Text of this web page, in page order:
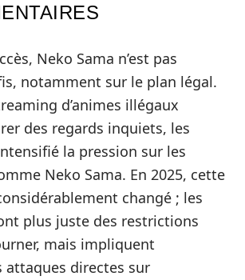
Neko Sama n’est pas
notamment sur le plan légal.
d’animes illégaux
des regards inquiets, les
la pression sur les
Neko Sama. En 2025, cette
changé ; les
plus juste des restrictions
mais impliquent
attaques directes sur